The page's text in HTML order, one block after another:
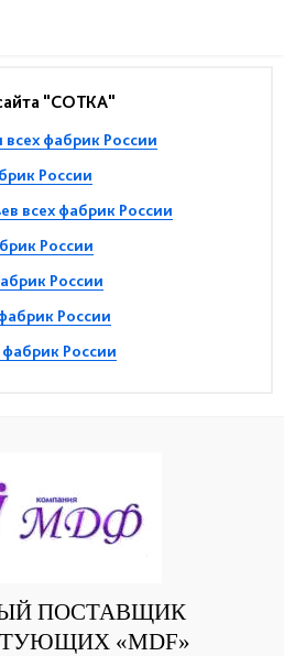
"СОТКА"
фабрик России
России
всех фабрик России
России
России
России
России
ПОСТАВЩИК
«MDF»